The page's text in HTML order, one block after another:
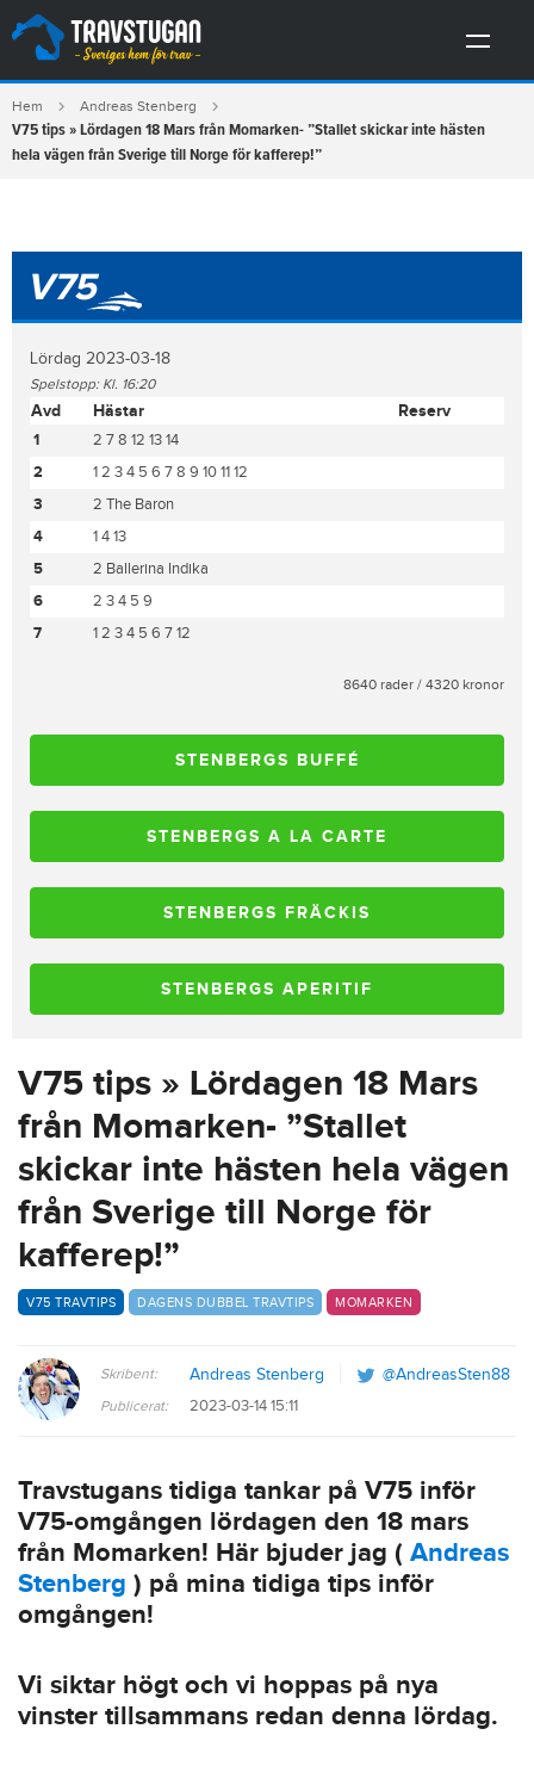
Hem Andreas Stenberg
V75 tips » Lördagen 18 Mars från Momarken- ”Stallet skickar inte hästen
hela vägen från Sverige till Norge för kafferep!”
V75
Lördag 2023-03-18
Spelstopp: Kl. 16:20
Avd Hästar Reserv
1
2 7 8 12 13 14
2
1 2 3 4 5 6 7 8 9 10 11 12
3
2 The Baron
4
1 4 13
5
2 Ballerina Indika
6
2 3 4 5 9
7
1 2 3 4 5 6 7 12
8640 rader / 4320 kronor
STENBERGS BUFFÉ
STENBERGS A LA CARTE
STENBERGS FRÄCKIS
STENBERGS APERITIF
V75 tips » Lördagen 18 Mars
från Momarken- ”Stallet
skickar inte hästen hela vägen
från Sverige till Norge för
kafferep!”
V75 TRAVTIPS DAGENS DUBBEL TRAVTIPS MOMARKEN
Skribent: Andreas Stenberg @AndreasSten88
Publicerat: 2023-03-14 15:11
Travstugans tidiga tankar på V75 inför
V75-omgången lördagen den 18 mars
från Momarken! Här bjuder jag ( Andreas
Stenberg ) på mina tidiga tips inför
omgången!
Vi siktar högt och vi hoppas på nya
vinster tillsammans redan denna lördag.